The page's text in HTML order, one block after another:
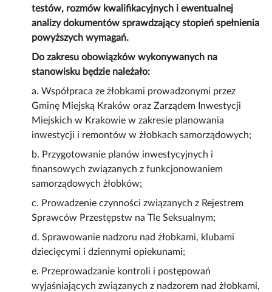
testów, rozmów kwalifikacyjnych i ewentualnej
analizy dokumentów sprawdzający stopień spełnienia
powyższych wymagań.
Do zakresu obowiązków wykonywanych na
stanowisku będzie należało:
a. Współpraca ze żłobkami prowadzonymi przez
Gminę Miejską Kraków oraz Zarządem Inwestycji
Miejskich w Krakowie w zakresie planowania
inwestycji i remontów w żłobkach samorządowych;
b. Przygotowanie planów inwestycyjnych i
finansowych związanych z funkcjonowaniem
samorządowych żłobków;
c. Prowadzenie czynności związanych z Rejestrem
Sprawców Przestępstw na Tle Seksualnym;
d. Sprawowanie nadzoru nad żłobkami, klubami
dziecięcymi i dziennymi opiekunami;
e. Przeprowadzanie kontroli i postępowań
wyjaśniających związanych z nadzorem nad żłobkami,